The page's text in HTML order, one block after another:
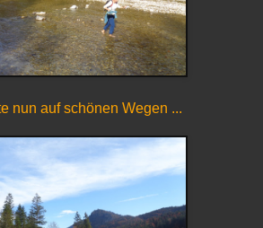
nun auf schönen Wegen ...